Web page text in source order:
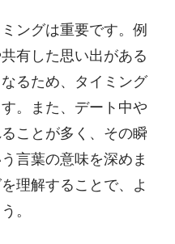
ングは重要です。例
有した思い出がある
るため、タイミング
。また、デート中や
ことが多く、その瞬
言葉の意味を深めま
理解することで、よ
。